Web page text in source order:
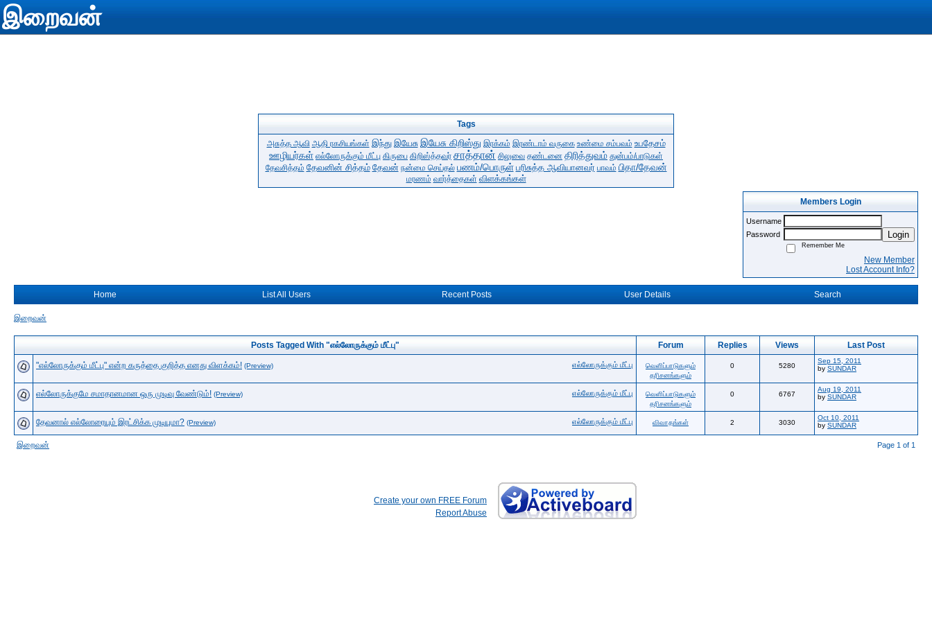
இறைவன்
Tags
அசுத்த ஆவி ஆதி ரகசியங்கள் இந்து இயேசு இயேசு கிறிஸ்து இரக்கம் இரண்டாம் வருகை உண்மை சம்பவம் உபதேசம்
ஊழியர்கள் எல்லோருக்கும் மீட்பு கிருபை கிறிஸ்த்தவர் சாத்தான் சிலுவை தண்டனை திரித்துவம் துன்பம்/பாடுகள்
தேவசித்தம் தேவனின் சித்தம் தேவன் நன்மை செய்தல் பணம்/பொருள் பரிசுத்த ஆவியானவர் பாவம் பிதா/தேவன்
மரணம் வார்த்தைகள் விளக்கங்கள்
Members Login
Username
Password
Login
Remember Me
New Member
Lost Account Info?
Home List All Users Recent Posts User Details Search
இறைவன்
Posts Tagged With "எல்லோருக்கும் மீட்பு" Forum Replies Views Last Post
எல்லோருக்கும் மீட்பு
"எல்லோருக்கும் மீட்பு" என்ற கருத்தை குறித்த எனது விளக்கம்! (Preview)
வெளிப்பாடுகளும்
தரிசனங்களும்
0 5280
Sep 15, 2011
by SUNDAR
எல்லோருக்கும் மீட்பு
எல்லோருக்குமே சமாதானமான ஒரு முடிவு வேண்டும்! (Preview)
வெளிப்பாடுகளும்
தரிசனங்களும்
0 6767
Aug 19, 2011
by SUNDAR
எல்லோருக்கும் மீட்பு
தேவனால் எல்லோரையும் இரட்சிக்க முடியுமா? (Preview) விவாதங்கள் 2 3030
Oct 10, 2011
by SUNDAR
இறைவன் Page 1 of 1
Create your own FREE Forum
Report Abuse